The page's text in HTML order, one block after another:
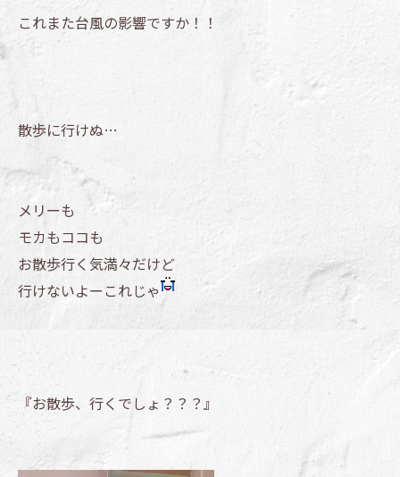
これまた台風の影響ですか！！
散歩に行けぬ…
メリーも
モカもココも
お散歩行く気満々だけど
行けないよーこれじゃ
『お散歩、行くでしょ？？？』